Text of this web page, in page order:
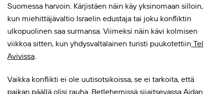
Suomessa harvoin. Kärjistäen näin käy yksinomaan silloin,
kun miehittäjävaltio Israelin edustaja tai joku konfliktin
ulkopuolinen saa surmansa. Viimeksi näin kävi kolmisen
viikkoa sitten, kun yhdysvaltalainen turisti puukotettiin Tel
Avivissa
Vaikka konflikti ei ole uutisotsikoissa, se ei tarkoita, että
paikan päällä olisi rauha. Betlehemissä sijaitsevassa Aidan